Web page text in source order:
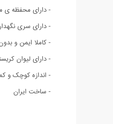
- دارای محفظه ی
- دارای سری
- کاملا ایمن و
- دارای لیوان
- اندازه کوچک و
- ساخت ایران